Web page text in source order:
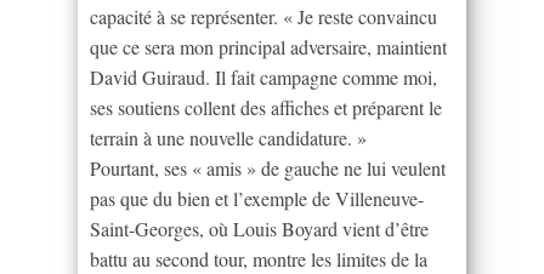
capacité à se représenter. « Je reste convaincu
que ce sera mon principal adversaire, maintient
David Guiraud. Il fait campagne comme moi,
ses soutiens collent des affiches et préparent le
terrain à une nouvelle candidature. »
Pourtant, ses « amis » de gauche ne lui veulent
pas que du bien et l’exemple de Villeneuve-
Saint-Georges, où Louis Boyard vient d’être
battu au second tour, montre les limites de la